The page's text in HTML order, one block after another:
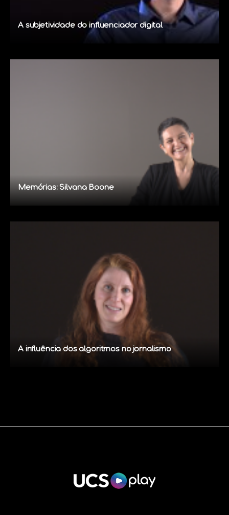
A subjetividade do influenciador digital
Memórias: Silvana Boone
A influência dos algoritmos no jornalismo